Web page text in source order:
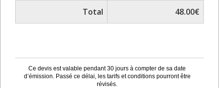
Total
48.00€
Ce devis est valable pendant 30 jours à compter de sa date
d’émission. Passé ce délai, les tarifs et conditions pourront être
révisés.